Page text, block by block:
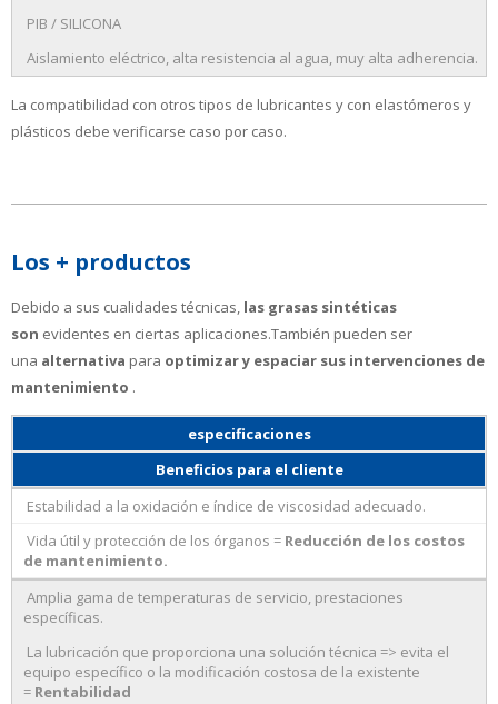
PIB / SILICONA
Aislamiento eléctrico, alta resistencia al agua, muy alta adherencia.
La compatibilidad con otros tipos de lubricantes y con elastómeros y
plásticos debe verificarse caso por caso.
Los + productos
Debido a sus cualidades técnicas, las grasas sintéticas
son evidentes en ciertas aplicaciones.También pueden ser
una alternativa para optimizar y espaciar sus intervenciones de
mantenimiento .
especificaciones
Beneficios para el cliente
Estabilidad a la oxidación e índice de viscosidad adecuado.
Vida útil y protección de los órganos = Reducción de los costos
de mantenimiento.
Amplia gama de temperaturas de servicio, prestaciones
específicas.
La lubricación que proporciona una solución técnica => evita el
equipo específico o la modificación costosa de la existente
= Rentabilidad